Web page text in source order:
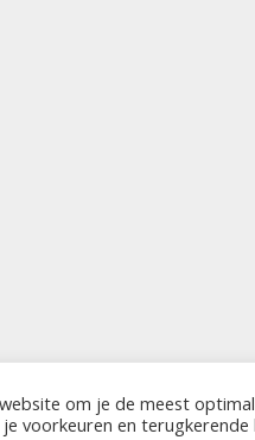
om je de meest
voorkeuren en terugkerende